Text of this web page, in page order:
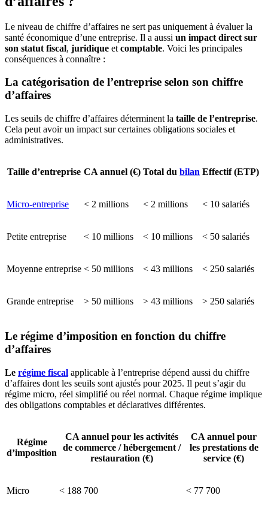
Le niveau de chiffre d’affaires ne sert pas uniquement à évaluer la
santé économique d’une entreprise. Il a aussi un impact direct sur
son statut fiscal, juridique et comptable. Voici les principales
conséquences à connaître :
La catégorisation de l’entreprise selon son chiffre
d’affaires
Les seuils de chiffre d’affaires déterminent la taille de l’entreprise.
Cela peut avoir un impact sur certaines obligations sociales et
administratives.
Taille d’entreprise CA annuel (€) Total du bilan Effectif (ETP)
Micro-entreprise < 2 millions < 2 millions < 10 salariés
Petite entreprise < 10 millions < 10 millions < 50 salariés
Moyenne entreprise < 50 millions < 43 millions < 250 salariés
Grande entreprise > 50 millions > 43 millions > 250 salariés
Le régime d’imposition en fonction du chiffre
d’affaires
Le régime fiscal applicable à l’entreprise dépend aussi du chiffre
d’affaires dont les seuils sont ajustés pour 2025. Il peut s’agir du
régime micro, réel simplifié ou réel normal. Chaque régime implique
des obligations comptables et déclaratives différentes.
Régime
d’imposition
CA annuel pour les activités
de commerce / hébergement /
restauration (€)
CA annuel pour
les prestations de
service (€)
Micro < 188 700 < 77 700